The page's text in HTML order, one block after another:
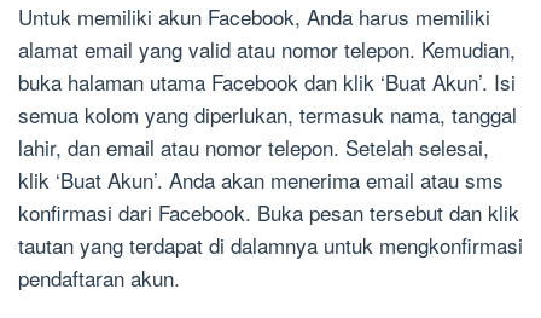
Untuk memiliki akun Facebook, Anda harus memiliki
alamat email yang valid atau nomor telepon. Kemudian,
buka halaman utama Facebook dan klik ‘Buat Akun’. Isi
semua kolom yang diperlukan, termasuk nama, tanggal
lahir, dan email atau nomor telepon. Setelah selesai,
klik ‘Buat Akun’. Anda akan menerima email atau sms
konfirmasi dari Facebook. Buka pesan tersebut dan klik
tautan yang terdapat di dalamnya untuk mengkonfirmasi
pendaftaran akun.